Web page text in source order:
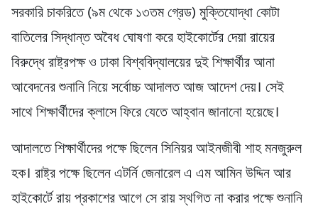
সরকারি চাকরিতে (৯ম থেকে ১৩তম গ্রেড) মুক্তিযোদ্ধা কোটা
বাতিলের সিদ্ধান্ত অবৈধ ঘোষণা করে হাইকোর্টের দেয়া রায়ের
বিরুদ্ধে রাষ্ট্রপক্ষ ও ঢাকা বিশ্ববিদ্যালয়ের দুই শিক্ষার্থীর আনা
আবেদনের শুনানি নিয়ে সর্বোচ্চ আদালত আজ আদেশ দেয়। সেই
সাথে শিক্ষার্থীদের ক্লাসে ফিরে যেতে আহ্বান জানানো হয়েছে।
আদালতে শিক্ষার্থীদের পক্ষে ছিলেন সিনিয়র আইনজীবী শাহ মনজুরুল
হক। রাষ্ট্র পক্ষে ছিলেন এটর্নি জেনারেল এ এম আমিন উদ্দিন আর
হাইকোর্টে রায় প্রকাশের আগে সে রায় স্থগিত না করার পক্ষে শুনানি